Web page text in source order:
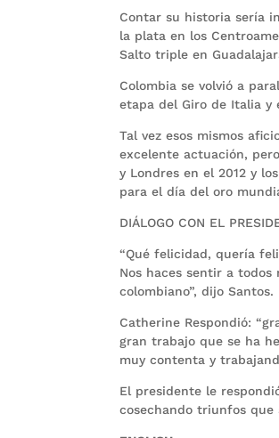
Contar su historia sería
la plata en los
Salto triple en
Colombia se volvió a
etapa del Giro de Italia y
Tal vez esos mismos
excelente actuación,
y Londres en el 2012 y
para el día del oro
DIÁLOGO CON EL
“Qué felicidad, quería
Nos haces sentir a
colombiano”, dijo Santos.
Catherine Respondió:
gran trabajo que se ha
muy contenta y
El presidente le
cosechando triunfos que